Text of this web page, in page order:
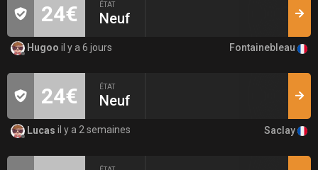
24€ ÉTAT
Neuf
Hugoo il y a 6 jours Fontainebleau
24€ ÉTAT
Neuf
Lucas il y a 2 semaines Saclay